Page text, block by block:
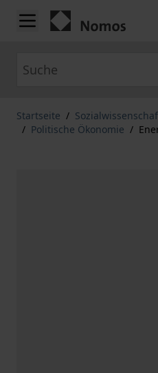
Zum Inhalt springen
Startseite /
/ Politische Ökonomie /